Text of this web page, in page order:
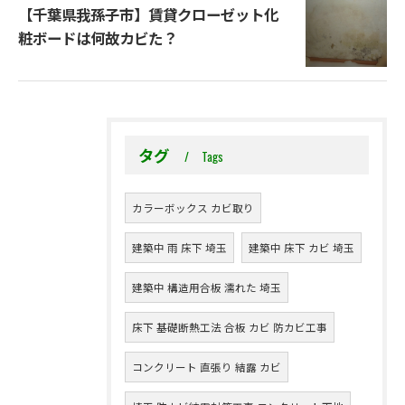
【千葉県我孫子市】賃貸クローゼット化
粧ボードは何故カビた？
タグ Tags
カラーボックス カビ取り
建築中 雨 床下 埼玉 建築中 床下 カビ 埼玉
建築中 構造用合板 濡れた 埼玉
床下 基礎断熱工法 合板 カビ 防カビ工事
コンクリート 直張り 結露 カビ